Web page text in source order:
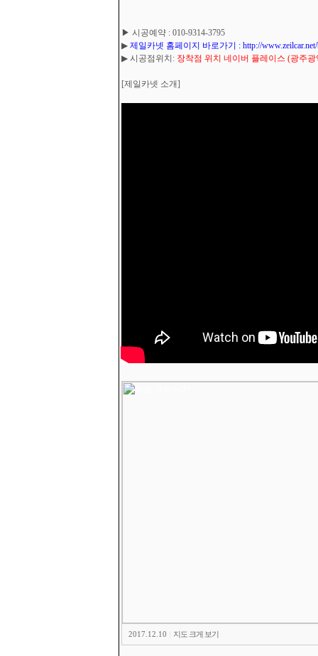
▶ 시공예약 : 010-9314-3795
▶ 제일카넷 홈페이지 바로가기 : http://www.zeilcar.net/
▶ 시공점위치: 장착점 위치 네이버 플레이스 (광주
[제일카넷 소개]
2017.12.10 지도 크게 보기